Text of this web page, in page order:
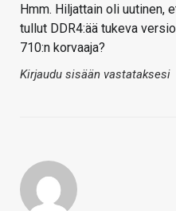
Hmm. Hiljattain oli uutinen,
tullut DDR4:ää tukeva
710:n korvaaja?
Kirjaudu sisään vastataksesi